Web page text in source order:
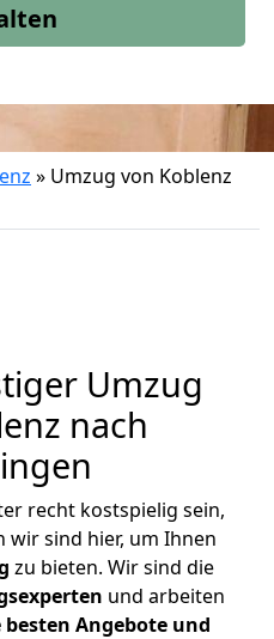
» Umzug von Koblenz
Umzug
nach
recht kostspielig sein,
wir sind hier, um Ihnen
zu bieten. Wir sind die
und arbeiten
besten Angebote und